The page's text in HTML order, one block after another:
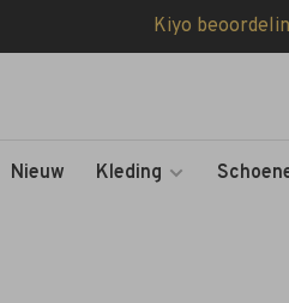
Kiyo
Nieuw Kleding